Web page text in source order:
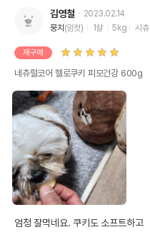
김영철
2023.02.14
뭉치(암컷) 1살 5kg 시츄
재구매
네츄럴코어 헬로쿠키 피모건강 600g
엄청 잘먹네요. 쿠키도 소프트하고